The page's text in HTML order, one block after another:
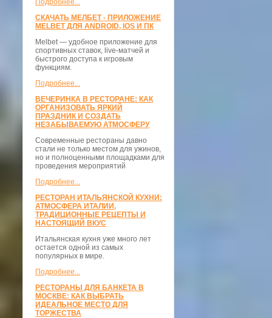
Подробнее...
СКАЧАТЬ МЕЛБЕТ - ПРИЛОЖЕНИЕ
MELBET ДЛЯ ANDROID, IOS И ПК
Melbet — удобное приложение для
спортивных ставок, live-матчей и
быстрого доступа к игровым
функциям.
Подробнее...
ВЕЧЕРИНКА В РЕСТОРАНЕ: КАК
ОРГАНИЗОВАТЬ ЯРКИЙ
ПРАЗДНИК И СОЗДАТЬ
НЕЗАБЫВАЕМУЮ АТМОСФЕРУ
Современные рестораны давно
стали не только местом для ужинов,
но и полноценными площадками для
проведения мероприятий
Подробнее...
РЕСТОРАН ИТАЛЬЯНСКОЙ КУХНИ:
АТМОСФЕРА ИТАЛИИ,
ТРАДИЦИОННЫЕ РЕЦЕПТЫ И
НАСТОЯЩИЙ ВКУС
Итальянская кухня уже много лет
остается одной из самых
популярных в мире.
Подробнее...
РЕСТОРАНЫ ДЛЯ БАНКЕТА В
МОСКВЕ: КАК ВЫБРАТЬ
ИДЕАЛЬНОЕ МЕСТО ДЛЯ
ТОРЖЕСТВА